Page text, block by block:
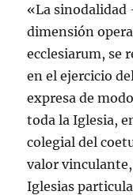
«La sinodalidad
dimensión
ecclesiarum, se
en el ejercicio
expresa de
toda la Iglesia,
colegial del
valor
Iglesias